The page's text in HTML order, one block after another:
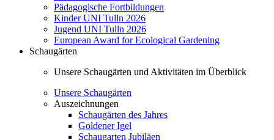
Pädagogische Fortbildungen
Kinder UNI Tulln 2026
Jugend UNI Tulln 2026
European Award for Ecological Gardening
Schaugärten
Unsere Schaugärten und Aktivitäten im Überblick
Unsere Schaugärten
Auszeichnungen
Schaugärten des Jahres
Goldener Igel
Schaugarten Jubiläen